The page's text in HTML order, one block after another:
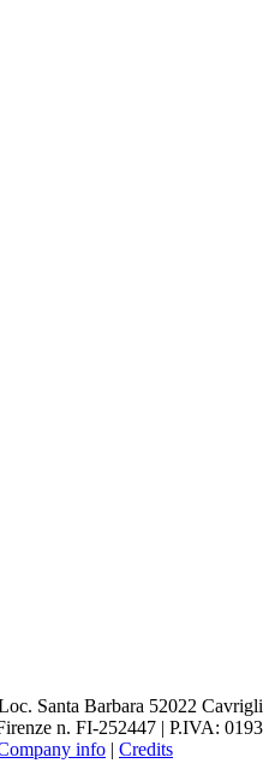
Santa Barbara 52022
n. FI-252447 | P.IVA:
info | Credits